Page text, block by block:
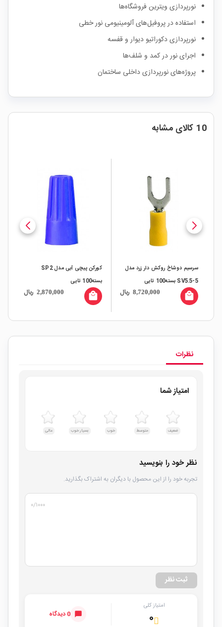
نورپردازی ویترین فروشگاه‌ها
استفاده در پروفیل‌های آلومینیومی نور خطی
نورپردازی دکوراتیو دیوار و قفسه
اجرای نور در کمد و شلف‌ها
پروژه‌های نورپردازی داخلی ساختمان
10 کالای مشابه
سرسیم دوشاخ روکش دار زرد مدل
SV5.5-5 بسته100 تایی
8,720,000 ریال local_mall
کورکن پیچی آبی مدل SP2
بسته100 تایی
2,870,000 ریال local_mall
نظرات
امتیاز شما
ضعیف متوسط خوب بسیار خوب عالی
نظر خود را بنویسید
تجربه خود را از این محصول با دیگران به اشتراک بگذارید.
۰/۱۰۰۰
ثبت نظر
امتیاز کلی
۰ 0 دیدگاه